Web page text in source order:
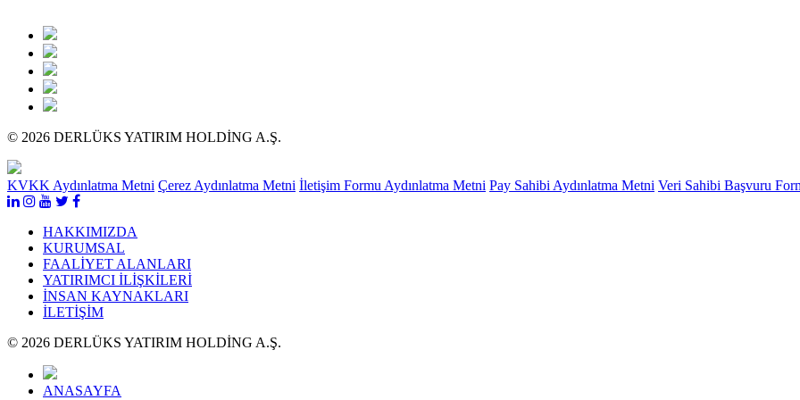
© 2026 DERLÜKS YATIRIM HOLDİNG A.Ş.
KVKK Aydınlatma Metni Çerez Aydınlatma Metni İletişim Formu Aydınlatma Metni Pay Sahibi Aydınlatma Metni Veri Sahibi Başvuru
HAKKIMIZDA
KURUMSAL
FAALİYET ALANLARI
YATIRIMCI İLİŞKİLERİ
İNSAN KAYNAKLARI
İLETİŞİM
© 2026 DERLÜKS YATIRIM HOLDİNG A.Ş.
ANASAYFA